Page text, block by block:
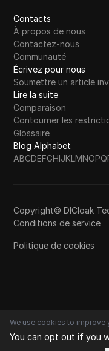
Contacts
À propos de nous
Contactez-nous
Communauté
Écrivez pour nous
Soumettre un article
Lire la suite
Comparaison
Contourner les
Glossaire
Blog Alphabet
ABCDEFGHIJKLMNOPQ
Copyright© DICloak
Conditions de service
Politique de cookies
We use cookies to improve
You can opt out if you